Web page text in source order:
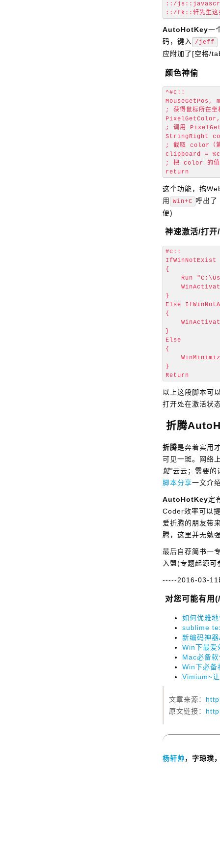
::/
AutoHotKey一
码，键入
/jeff
应附加了[空格/
颜色神偷
^#c::
MouseGetPos,
; 获得鼠标所在
PixelGetColor,
; 调用
StringRight
; 截取 color（第
clipboard =
; 把 color 的值
这个功能，搞
用
Win+C 呼出了
便)
神速激活/打开
#c::
IfWinNotExist
{
Run
}
Else
{
}
Else
{
}
以上这段脚本可
打开处在激活状
折腾
折腾是奔着实用
可见一斑。网络
键”云云；需要的
脚本分享一文介
AutoHotKey定
Coder效率可以
爱折腾的朋友带
腾，这里并无勉
最后自荐简书一
入盟(专题起源可
-----2016-03-
对您可能有用
如何优雅
sublime
新编码神
Win下最
Mac必备
Win下必备
Vimium~
文章来源：
原文链接：
杨轩帅，字琼璞